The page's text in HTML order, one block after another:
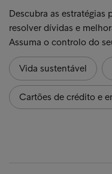
Descubra as estratégias
resolver dívidas e
Assuma o controlo do
Vida sustentável
Cartões de crédito e